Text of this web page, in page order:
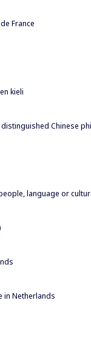
France
kieli
distinguished Chinese
language or
in Netherlands